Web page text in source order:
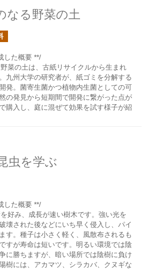
なる野菜の土
した概要 **/
菜の土は、古紙リサイクルから生まれ
九州大学の研究者が、紙ゴミを分解する
発。菌寄生菌かつ植物内生菌としての可
の発見から短期間で開発に繋がった点が
購入し、庭に混ぜて効果を試す様子が紹
虫を学ぶ
した概要 **/
好み、成長が速い樹木です。強い光を
壊された後などにいち早く侵入し、パイ
す。種子は小さく軽く、風散布されるも
すが寿命は短いです。明るい環境では陰
に勝ちますが、暗い場所では陰樹に負け
樹には、アカマツ、シラカバ、クヌギな